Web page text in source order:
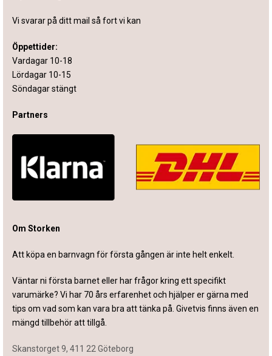
Vi svarar på ditt mail så fort vi kan
Öppettider:
Vardagar 10-18
Lördagar 10-15
Söndagar stängt
Partners
Om Storken
Att köpa en barnvagn för första gången är inte helt enkelt.
Väntar ni första barnet eller har frågor kring ett specifikt
varumärke? Vi har 70 års erfarenhet och hjälper er gärna med
tips om vad som kan vara bra att tänka på. Givetvis finns även en
mängd tillbehör att tillgå.
Skanstorget 9, 411 22 Göteborg